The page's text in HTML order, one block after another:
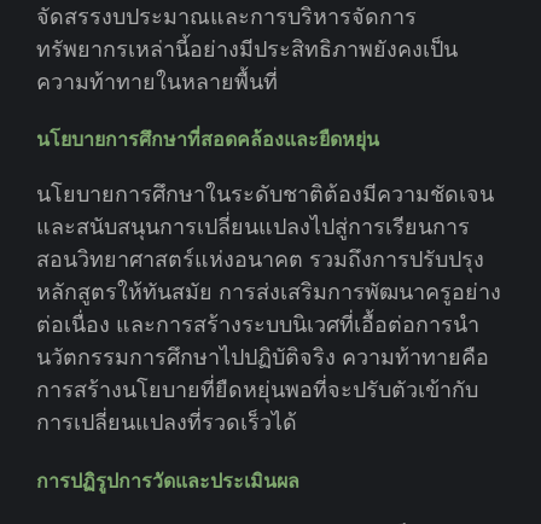
จัดสรรงบประมาณและการบริหารจัดการ
ทรัพยากรเหล่านี้อย่างมีประสิทธิภาพยังคงเป็น
ความท้าทายในหลายพื้นที่
นโยบายการศึกษาที่สอดคล้องและยืดหยุ่น
นโยบายการศึกษาในระดับชาติต้องมีความชัดเจน
และสนับสนุนการเปลี่ยนแปลงไปสู่การเรียนการ
สอนวิทยาศาสตร์แห่งอนาคต รวมถึงการปรับปรุง
หลักสูตรให้ทันสมัย การส่งเสริมการพัฒนาครูอย่าง
ต่อเนื่อง และการสร้างระบบนิเวศที่เอื้อต่อการนำ
นวัตกรรมการศึกษาไปปฏิบัติจริง ความท้าทายคือ
การสร้างนโยบายที่ยืดหยุ่นพอที่จะปรับตัวเข้ากับ
การเปลี่ยนแปลงที่รวดเร็วได้
การปฏิรูปการวัดและประเมินผล